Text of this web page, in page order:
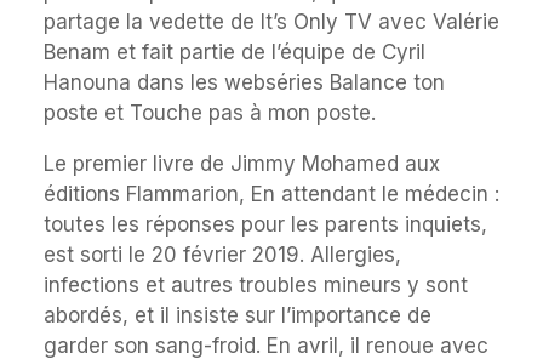
partage la vedette de It’s Only TV avec Valérie
Benam et fait partie de l’équipe de Cyril
Hanouna dans les webséries Balance ton
poste et Touche pas à mon poste.
Le premier livre de Jimmy Mohamed aux
éditions Flammarion, En attendant le médecin :
toutes les réponses pour les parents inquiets,
est sorti le 20 février 2019. Allergies,
infections et autres troubles mineurs y sont
abordés, et il insiste sur l’importance de
garder son sang-froid. En avril, il renoue avec